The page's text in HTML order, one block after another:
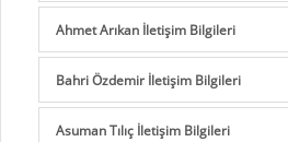
Ahmet Arıkan İletişim Bilgileri
Bahri Özdemir İletişim Bilgileri
Asuman Tılıç İletişim Bilgileri